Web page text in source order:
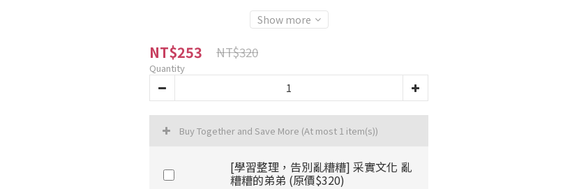
Show more
NT$253 NT$320
Quantity
Buy Together and Save More (At most 1 item(s))
[學習整理，告別亂糟糟] 采實文化 亂
糟糟的弟弟 (原價$320)